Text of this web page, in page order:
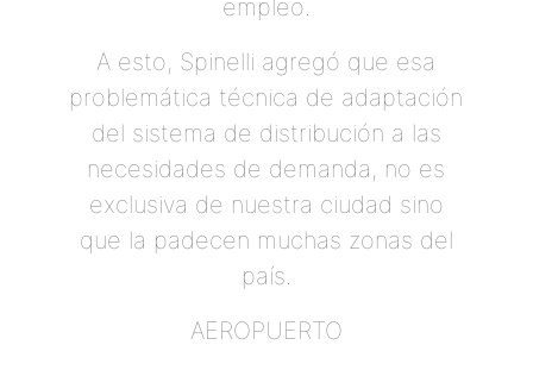
empleo.
A esto, Spinelli agregó que esa
problemática técnica de adaptación
del sistema de distribución a las
necesidades de demanda, no es
exclusiva de nuestra ciudad sino
que la padecen muchas zonas del
país.
AEROPUERTO